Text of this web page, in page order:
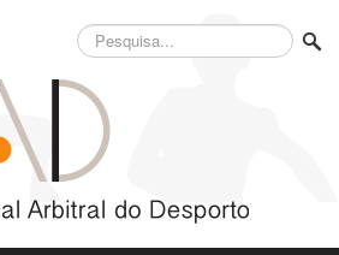
Pesquisa...